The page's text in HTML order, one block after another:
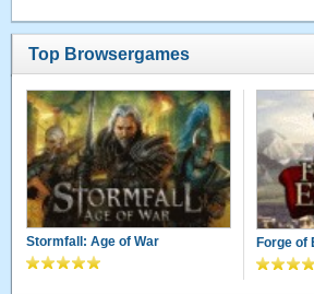
Top Browsergames
Stormfall: Age of War Forge of